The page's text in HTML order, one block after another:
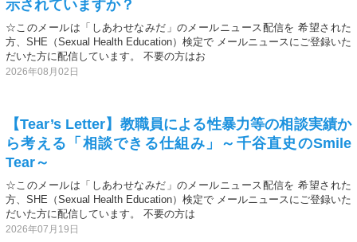
示されていますか？
☆このメールは「しあわせなみだ」のメールニュース配信を 希望された
方、SHE（Sexual Health Education）検定で メールニュースにご登録いた
だいた方に配信しています。 不要の方はお
2026年08月02日
【Tear’s Letter】教職員による性暴力等の相談実績か
ら考える「相談できる仕組み」～千谷直史のSmile
Tear～
☆このメールは「しあわせなみだ」のメールニュース配信を 希望された
方、SHE（Sexual Health Education）検定で メールニュースにご登録いた
だいた方に配信しています。 不要の方は
2026年07月19日